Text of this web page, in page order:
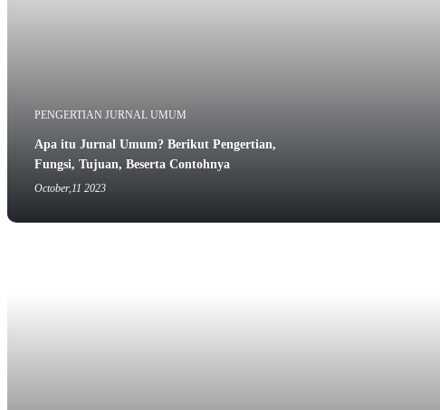
PENGERTIAN JURNAL UMUM
Apa itu Jurnal Umum? Berikut Pengertian,
Fungsi, Tujuan, Beserta Contohnya
October,11 2023